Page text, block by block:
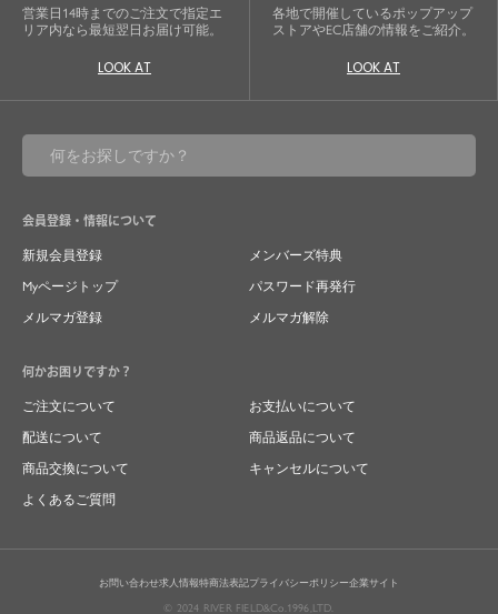
営業日14時までのご注文で指定エ
リア内なら最短翌日お届け可能。
LOOK AT
各地で開催しているポップアップ
ストアやEC店舗の情報をご紹介。
LOOK AT
会員登録・情報について
新規会員登録
メンバーズ特典
Myページトップ
パスワード再発行
メルマガ登録
メルマガ解除
何かお困りですか？
ご注文について
お支払いについて
配送について
商品返品について
商品交換について
キャンセルについて
よくあるご質問
お問い合わせ求人情報特商法表記プライバシーポリシー企業サイト
© 2024 RIVER FIELD&Co.1996,LTD.